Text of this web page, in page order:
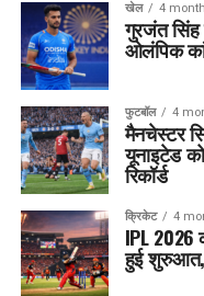
खेल 4
गुरजंत सिंह
ओलंपिक
फुटबॉल 4
मैनचेस्टर
यूनाइटेड
रिकॉर्ड
क्रिकेट 4
IPL 2026
हुई शुरुआत,